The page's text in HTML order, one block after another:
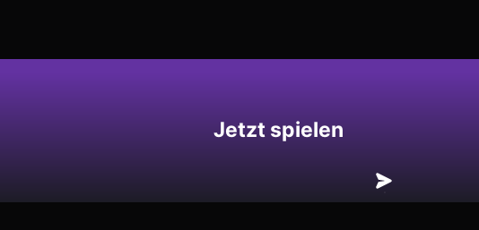
Jetzt spielen